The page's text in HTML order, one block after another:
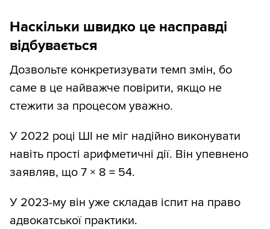
Наскільки швидко це насправді
відбувається
Дозвольте конкретизувати темп змін, бо
саме в це найважче повірити, якщо не
стежити за процесом уважно.
У 2022 році ШІ не міг надійно виконувати
навіть прості арифметичні дії. Він упевнено
заявляв, що 7 × 8 = 54.
У 2023-му він уже складав іспит на право
адвокатської практики.